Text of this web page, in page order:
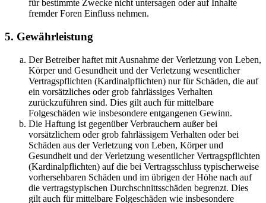
für bestimmte Zwecke nicht untersagen oder auf Inhalte
fremder Foren Einfluss nehmen.
5. Gewährleistung
Der Betreiber haftet mit Ausnahme der Verletzung von Leben,
Körper und Gesundheit und der Verletzung wesentlicher
Vertragspflichten (Kardinalpflichten) nur für Schäden, die auf
ein vorsätzliches oder grob fahrlässiges Verhalten
zurückzuführen sind. Dies gilt auch für mittelbare
Folgeschäden wie insbesondere entgangenen Gewinn.
Die Haftung ist gegenüber Verbrauchern außer bei
vorsätzlichem oder grob fahrlässigem Verhalten oder bei
Schäden aus der Verletzung von Leben, Körper und
Gesundheit und der Verletzung wesentlicher Vertragspflichten
(Kardinalpflichten) auf die bei Vertragsschluss typischerweise
vorhersehbaren Schäden und im übrigen der Höhe nach auf
die vertragstypischen Durchschnittsschäden begrenzt. Dies
gilt auch für mittelbare Folgeschäden wie insbesondere